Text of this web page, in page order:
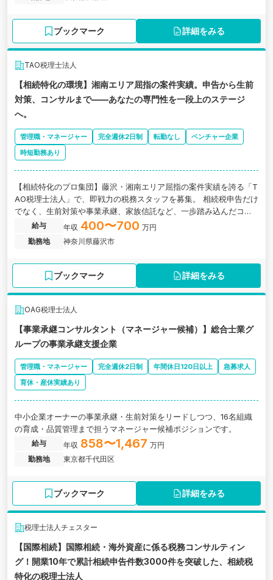
ブックマーク 詳細をみる
TAO税理士法人
【相続特化の環境】湘南エリア屈指の案件実績。申告から生前
対策、コンサルまで——あなたの専門性を一段上のステージ
へ。
管理職・マネージャー 完全週休2日制 転勤なし
ベンチャー企業
時短勤務あり
【相続特化のプロ集団】藤沢・湘南エリア屈指の案件実績を誇る「T
AO税理士法人」で、即戦力の税務スタッフを募集。 相続税申告だけ
でなく、生前対策や事業承継、家族信託など、一歩踏み込んだコン
サルティング業務に携わりたい経験者の方へ。地域密着ながら、高
度で多様な案件が集まる環境が整っています。 【仕事内容】 相続税
申告書の作成完結、資産家向け節税提案、地主様へのコンサルティ
ント！】 ・圧倒的な案件数： センター運営により、複雑な土地評価
や広大地案件など、希少な事例も経験可能。 ・キャリアパス： リー
ダー候補として、組織運営や後輩育成にも関われるやりがい。 ・環
境： 最新ITツール導入済み。生産性を高め、プロとしての価値を最
へ引き上げませんか？
給与 年収 400〜700 万円
勤務地
神奈川県藤沢市
ブックマーク 詳細をみる
OAG税理士法人
【事業承継コンサルタント（マネージャー候補）】総合士業グ
ループの事業承継支援企業
管理職・マネージャー 完全週休2日制 年間休日120日以上
急募求人
育休・産休実績あり
中小企業オーナーの事業承継・生前対策をリードしつつ、16名組織
の育成・品質管理まで担うマネージャー候補ポジションです。
給与 年収 858〜1,467 万円
勤務地
東京都千代田区
ブックマーク 詳細をみる
税理士法人チェスター
【国際相続】国際相続・海外資産に係る税務コンサルティン
グ！開業10年で累計相続申告件数3000件を突破した、相続税
特化の税理士法人